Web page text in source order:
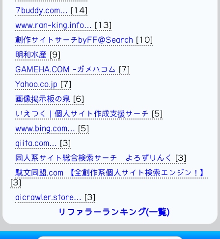
7buddy.com…
[14]
www.ran-king.info…
[13]
創作サイトサーチbyFF@Search [10]
明和水産 [9]
GAMEHA.COM -ガメハコム
[7]
Yahoo.co.jp [7]
画像掲示板の泉 [6]
いえつく | 個人サイト作成支援サーチ
[5]
www.bing.com…
[5]
qiita.com…
[3]
同人系サイト総合検索サーチ よろずりんく
[3]
駄文同盟.com 【全創作系個人サイト検索エンジン！】
[3]
aicrawler.store…
[3]
リファラーランキング(一覧)